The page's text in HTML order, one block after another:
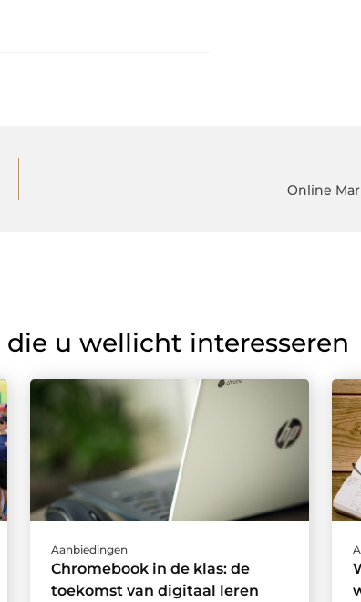
Online
die u wellicht interesseren
Aanbiedingen
Chromebook in de klas: de
toekomst van digitaal leren